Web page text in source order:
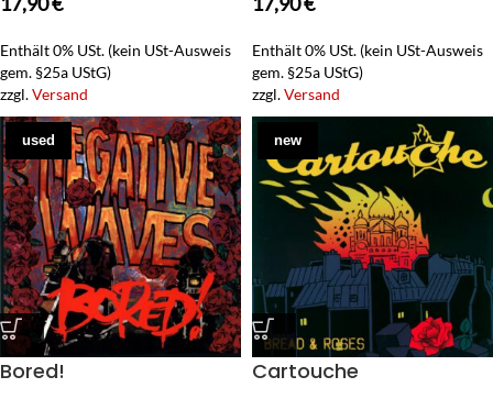
Enthält 0% USt. (kein USt-Ausweis
gem. §25a UStG)
zzgl.Versand
Enthält 0% USt. (kein USt-Ausweis
gem. §25a UStG)
zzgl.Versand
used
Bored!
new
Cartouche